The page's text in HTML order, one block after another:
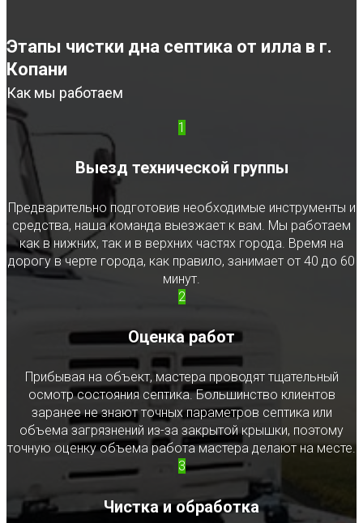
Этапы чистки дна септика от илла в г.
Копани
Как мы работаем
1
Выезд технической группы
Предварительно подготовив необходимые инструменты и
средства, наша команда выезжает к вам. Мы работаем
как в нижних, так и в верхних частях города. Время на
дорогу в черте города, как правило, занимает от 40 до 60
минут.
2
Оценка работ
Прибывая на объект, мастера проводят тщательный
осмотр состояния септика. Большинство клиентов
заранее не знают точных параметров септика или
объема загрязнений из-за закрытой крышки, поэтому
точную оценку объема работа мастера делают на месте.
3
Чистка и обработка